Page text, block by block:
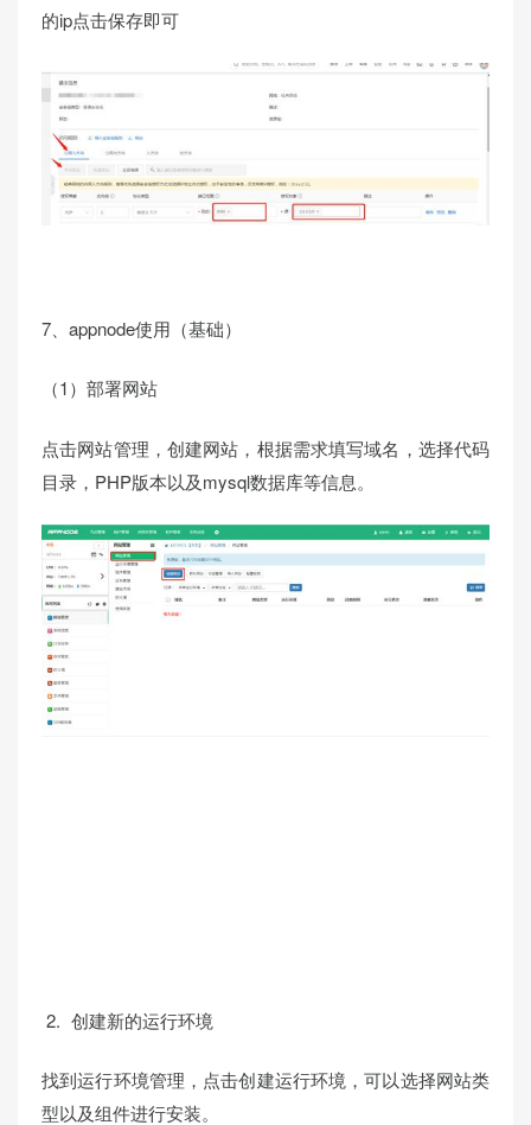
的ip点击保存即可
7、appnode使用（基础）
（1）部署网站
点击网站管理，创建网站，根据需求填写域名，选择代码
目录，PHP版本以及mysql数据库等信息。
创建新的运行环境
找到运行环境管理，点击创建运行环境，可以选择网站类
型以及组件进行安装。